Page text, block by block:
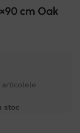
cm Oak
articolele
stoc